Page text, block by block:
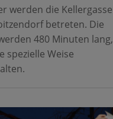
werden die Kellergasse
betreten. Die
480 Minuten lang,
spezielle Weise